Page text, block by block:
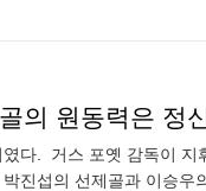
다. 거스 포옛 감독이
진섭의 선제골과 이승우